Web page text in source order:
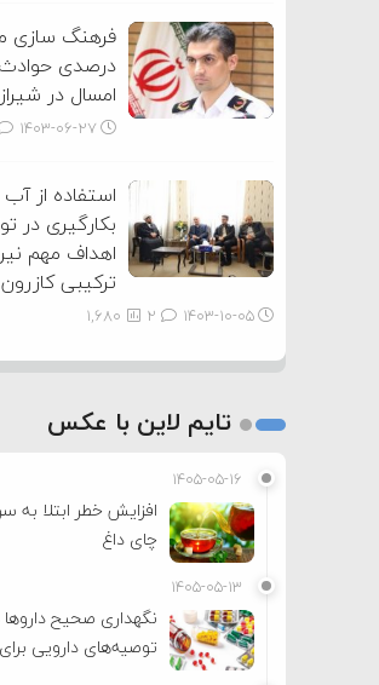
درصدی
امسال در
۱۴۰۳-۰۶-۲۷
استفاده از
بکارگیری در
اهداف مهم
ترکیبی کازرون
۱۴۰۳-۱۰-۰۵ 1,680
تایم لاین با عکس
۱۴۰۵-۰۵-۱۶
افزایش خطر ابتلا به
چای داغ
۱۴۰۵-۰۵-۱۳
نگهداری صحیح داروها
توصیه‌های دارویی برای